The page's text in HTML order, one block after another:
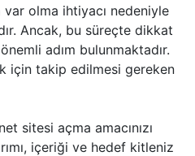
olma ihtiyacı nedeniyle
Ancak, bu süreçte dikkat
adım bulunmaktadır.
için takip edilmesi gereken
sitesi açma amacınızı
içeriği ve hedef kitleniz